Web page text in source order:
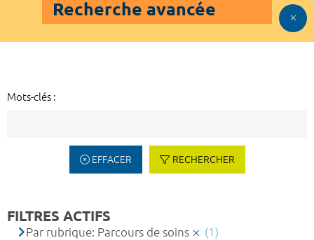
Recherche avancée
Mots-clés :
EFFACER RECHERCHER
FILTRES ACTIFS
Par rubrique: Parcours de soins (1)